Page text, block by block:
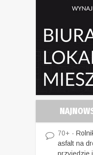
70+ -
asfalt na